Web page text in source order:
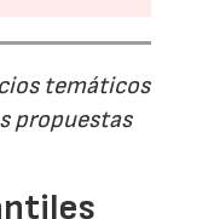
temáticos
propuestas